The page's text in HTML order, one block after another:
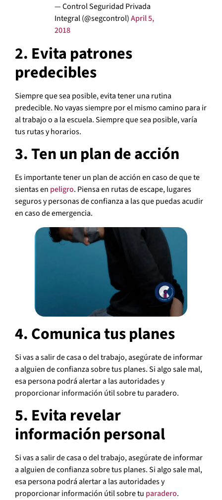
— Control Seguridad Privada
Integral (@segcontrol)April 5,
2018
2. Evita patrones
predecibles
Siempre que sea posible, evita tener una rutina
predecible. No vayas siempre por el mismo camino para ir
al trabajo o a la escuela. Siempre que sea posible, varía
tus rutas y horarios.
3. Ten un plan de acción
Es importante tener un plan de acción en caso de que te
sientas en peligro. Piensa en rutas de escape, lugares
seguros y personas de confianza a las que puedas acudir
en caso de emergencia.
4. Comunica tus planes
Si vas a salir de casa o del trabajo, asegúrate de informar
a alguien de confianza sobre tus planes. Si algo sale mal,
esa persona podrá alertar a las autoridades y
proporcionar información útil sobre tu paradero.
5. Evita revelar
información personal
Si vas a salir de casa o del trabajo, asegúrate de informar
a alguien de confianza sobre tus planes. Si algo sale mal,
esa persona podrá alertar a las autoridades y
proporcionar información útil sobre tu paradero.